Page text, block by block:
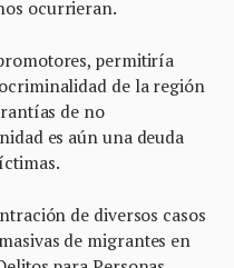
ocurrieran.
permitiría
de la región
de no
es aún una deuda
de diversos casos
de migrantes en